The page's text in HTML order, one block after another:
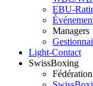
EBU-
Managers
Light-Contact
SwissBoxing
Fédération